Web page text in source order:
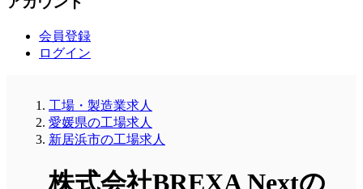
会員登録
ログイン
工場・製造業求人
愛媛県の工場求人
新居浜市の工場求人
株式会社BREXA Nextの